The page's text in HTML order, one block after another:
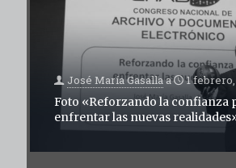
José María Gasallaa 1 febrero,
Foto «Reforzando la confianza
enfrentar las nuevas